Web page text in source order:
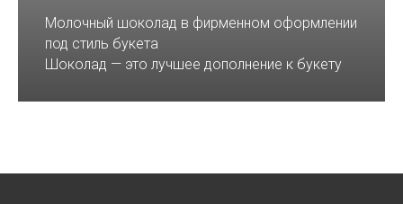
Молочный шоколад в фирменном оформлении
под стиль букета
Шоколад — это лучшее дополнение к букету